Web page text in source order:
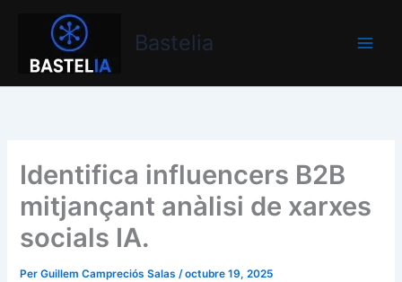
contingut
Bastelia
Bastelia
Identifica influencers B2B
mitjançant anàlisi de xarxes
socials IA.
Per Guillem Campreciós Salas/octubre 19, 2025